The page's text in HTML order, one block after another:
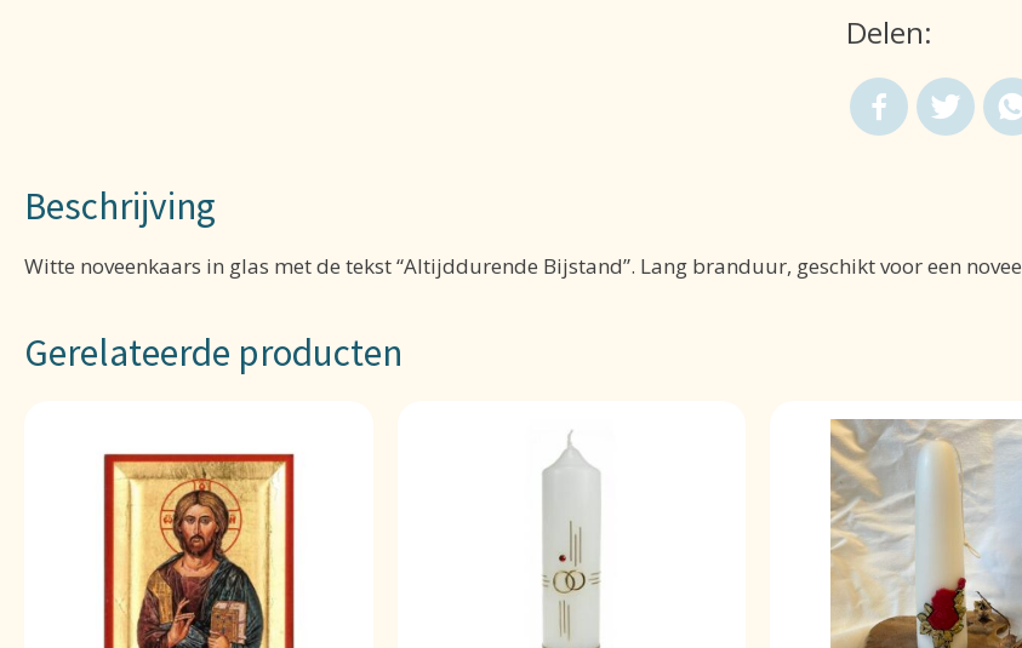
Bijstand
Delen:
Beschrijving
Witte noveenkaars in glas met de tekst “Altijddurende Bijstand”. Lang branduur, geschikt voor een
Gerelateerde producten